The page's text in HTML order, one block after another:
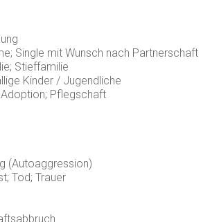
Single mit Wunsch nach Partnerschaft
Stieffamilie
Kinder / Jugendliche
Pflegschaft
(Autoaggression)
Tod; Trauer